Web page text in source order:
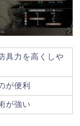
具力を高くしや
が便利
が強い